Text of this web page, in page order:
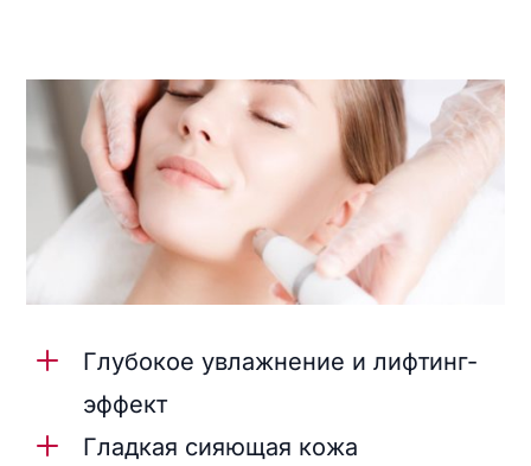
L
Глубокое увлажнение и лифтинг-
эффект
L Гладкая сияющая кожа